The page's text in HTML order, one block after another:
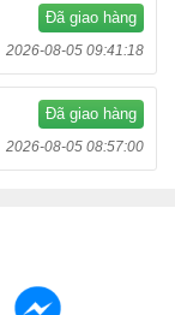
Đã giao hàng
2026-08-05 09:41:18
Đã giao hàng
2026-08-05 08:57:00